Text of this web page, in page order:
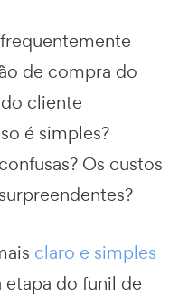
de compra do
cliente
é simples?
Os custos
claro e simples
etapa do funil de